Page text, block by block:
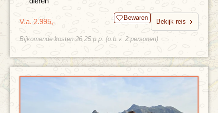
V.a. 2.995,- Bewaren
Bekijk reis
Bijkomende kosten 26,25 p.p. (o.b.v. 2 personen)